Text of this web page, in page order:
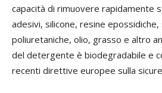
capacità di rimuovere rapidamente
adesivi, silicone, resine epossidiche,
poliuretaniche, olio, grasso e altro
del detergente è biodegradabile e
recenti direttive europee sulla